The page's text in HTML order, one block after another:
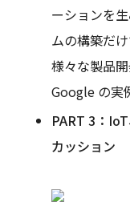
ーションを
ムの構築だ
様々な製品
Google の実
PART 3：
カッション